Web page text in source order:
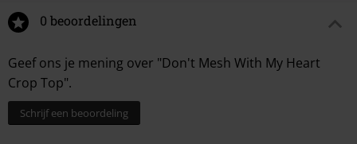
0 beoordelingen
Geef ons je mening over "Don't Mesh With My Heart
Crop Top".
Schrijf een beoordeling